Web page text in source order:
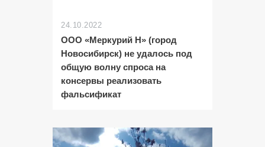
24.10.2022
ООО «Меркурий Н» (город
Новосибирск) не удалось под
общую волну спроса на
консервы реализовать
фальсификат